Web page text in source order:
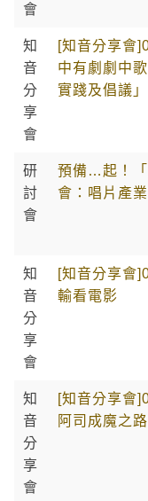
會
知
音
分
享
會
[知音分享會
中有劇劇中
實踐及倡議」
研
討
會
預備…起！「
會：唱片產
知
音
分
享
會
[知音分享會
輸看電影
知
音
分
享
會
[知音分享會
阿司成魔之路